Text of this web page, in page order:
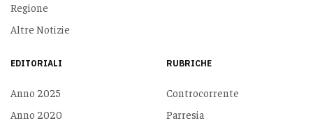
Regione
Altre Notizie
EDITORIALI
Anno 2025
Anno 2020
RUBRICHE
Controcorrente
Parresia